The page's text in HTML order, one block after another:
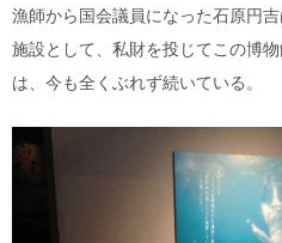
漁師から国会議員になった石原円
施設として、私財を投じてこの博
は、今も全くぶれず続いている。